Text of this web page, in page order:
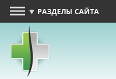
РАЗДЕЛЫ САЙТА